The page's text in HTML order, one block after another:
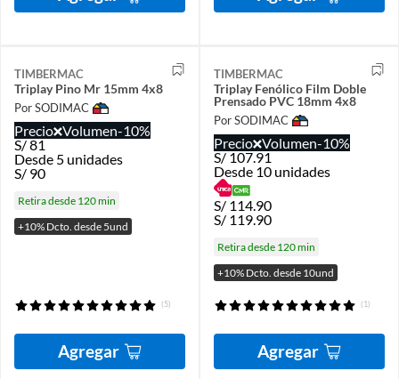
TIMBERMAC
Triplay Pino Mr 15mm 4x8
Por SODIMAC
Precio Volumen-10%
S/81
Desde 5 unidades
S/ 90
Retira desde 120 min
+10% Dcto. desde 5und
(5)
Agregar
TIMBERMAC
Triplay Fenólico Film Doble
Prensado PVC 18mm 4x8
Por SODIMAC
Precio Volumen-10%
S/107.91
Desde 10 unidades
S/ 114.90
S/ 119.90
Retira desde 120 min
+10% Dcto. desde 10und
(1)
Agregar